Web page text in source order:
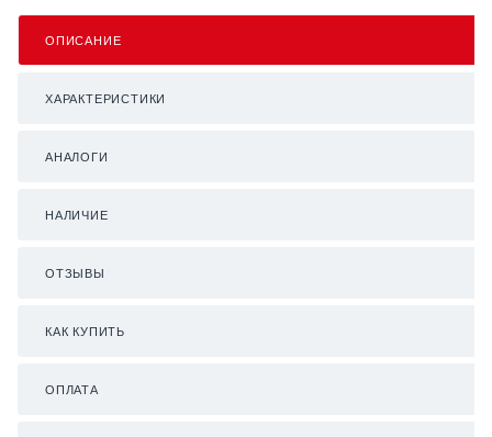
ОПИСАНИЕ
ХАРАКТЕРИСТИКИ
АНАЛОГИ
НАЛИЧИЕ
ОТЗЫВЫ
КАК КУПИТЬ
ОПЛАТА